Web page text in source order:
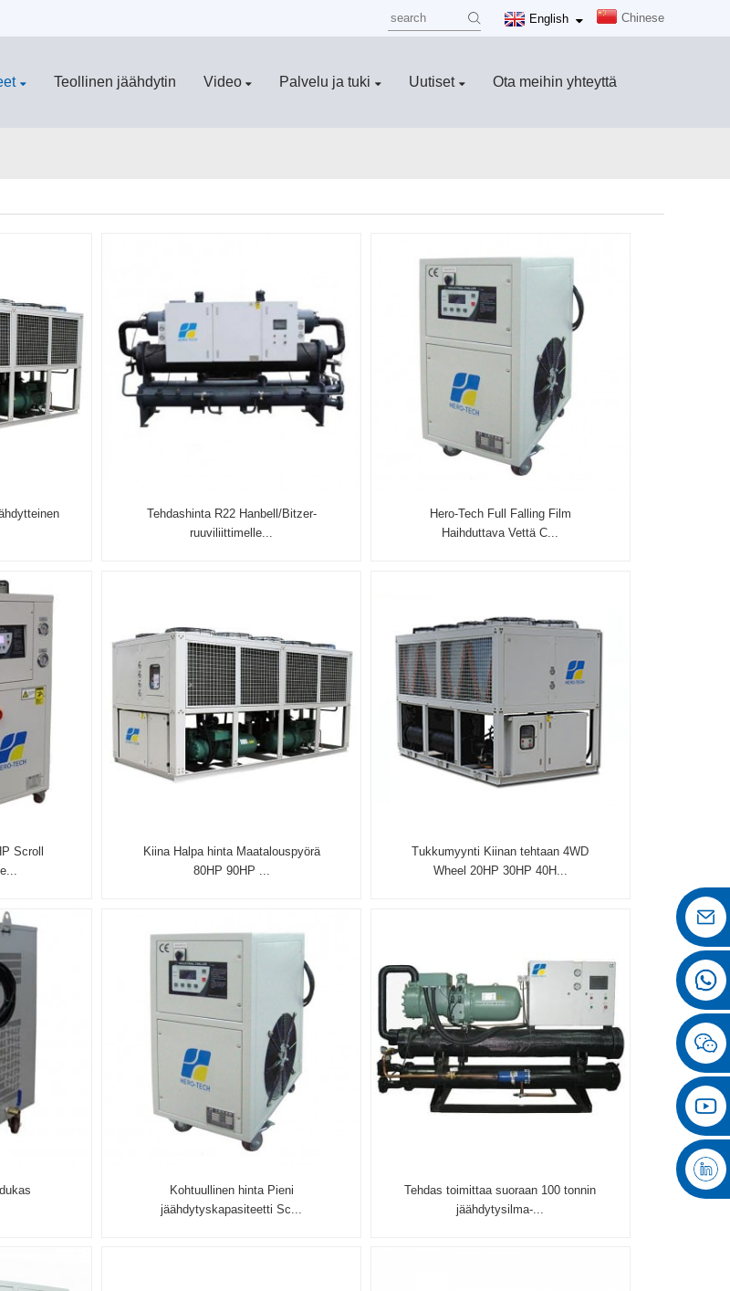
English Chinese
Teollinen jäähdytin Video Palvelu ja tuki Uutiset Ota meihin yhteyttä
Tehdashinta R22 Hanbell/Bitzer-
ruuviliittimelle...
Hero-Tech Full Falling Film
Haihduttava Vettä C...
Scroll
Kiina Halpa hinta Maatalouspyörä
80HP 90HP ...
Tukkumyynti Kiinan tehtaan 4WD
Wheel 20HP 30HP 40H...
Kohtuullinen hinta Pieni
jäähdytyskapasiteetti Sc...
Tehdas toimittaa suoraan 100 tonnin
jäähdytysilma-...